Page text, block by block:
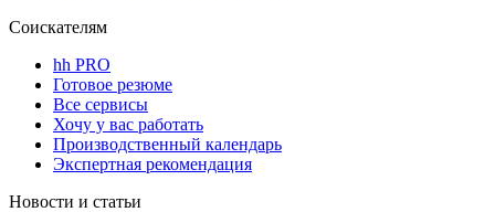
Соискателям
hh PRO
Готовое резюме
Все сервисы
Хочу у вас работать
Производственный календарь
Экспертная рекомендация
Новости и статьи